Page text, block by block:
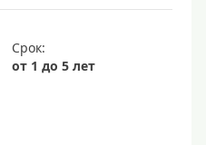
Срок:
от 1 до 5 лет